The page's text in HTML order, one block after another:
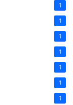
1
1
1
1
1
1
1